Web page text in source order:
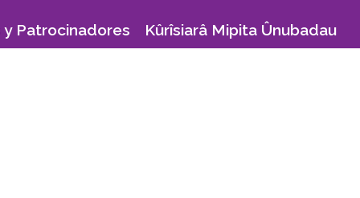
y Patrocinadores Kûrîsiarâ Mipita Ûnubadau